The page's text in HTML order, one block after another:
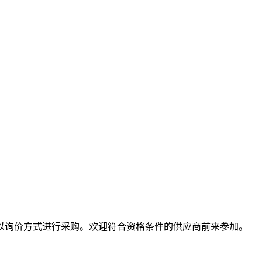
价方式进行采购。欢迎符合资格条件的供应商前来参加。